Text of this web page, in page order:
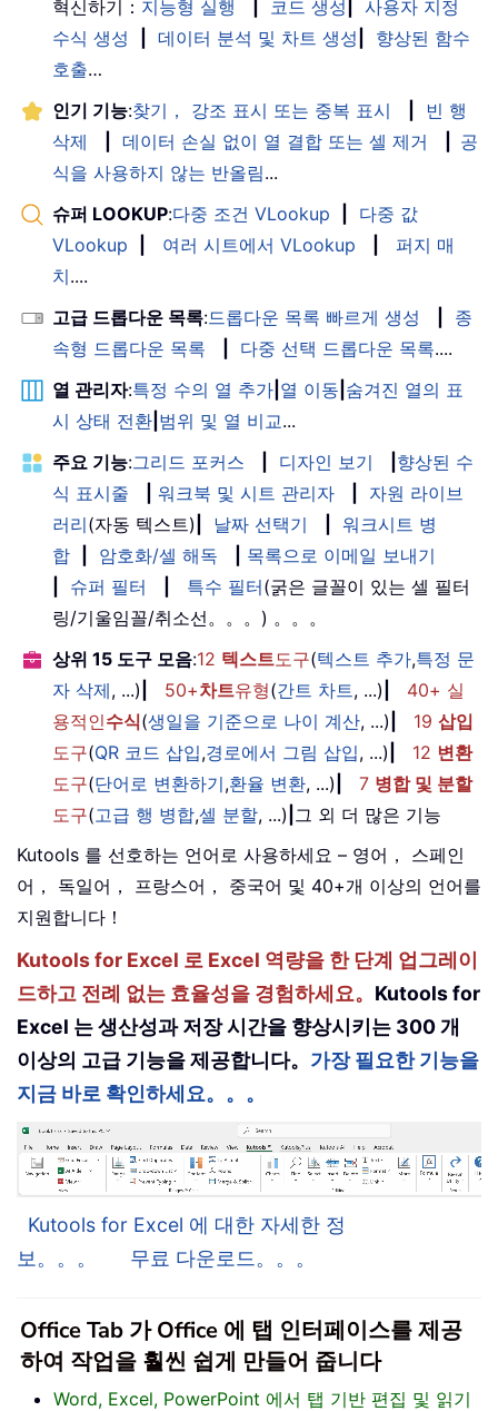
혁신하기： 지능형 실행 코드 생성
사용자 지정
수식 생성
데이터 분석 및 차트 생성
향상된 함수
호출…
인기 기능:찾기， 강조 표시 또는 중복 표시
빈 행
삭제
데이터 손실 없이 열 결합 또는 셀 제거
공
식을 사용하지 않는 반올림...
슈퍼 LOOKUP:다중 조건 VLookup
다중 값
VLookup
여러 시트에서 VLookup
퍼지 매
치....
고급 드롭다운 목록:드롭다운 목록 빠르게 생성
종
속형 드롭다운 목록
다중 선택 드롭다운 목록....
열 관리자:특정 수의 열 추가 열 이동 숨겨진 열의 표
시 상태 전환 범위 및 열 비교...
주요 기능:그리드 포커스 디자인 보기
향상된 수
식 표시줄
워크북 및 시트 관리자
자원 라이브
러리(자동 텍스트) 날짜 선택기
워크시트 병
합
암호화/셀 해독
목록으로 이메일 보내기
슈퍼 필터 특수 필터(굵은 글꼴이 있는 셀 필터
링/기울임꼴/취소선。。。) 。。。
상위 15 도구 모음:12 텍스트도구(텍스트 추가,특정 문
자 삭제, ...) 50+차트유형(간트 차트, ...)
40+ 실
용적인수식(생일을 기준으로 나이 계산, ...) 19 삽입
도구(QR 코드 삽입,경로에서 그림 삽입, ...) 12 변환
도구(단어로 변환하기,환율 변환, ...) 7 병합 및 분할
도구(고급 행 병합,셀 분할, ...) 그 외 더 많은 기능
Kutools 를 선호하는 언어로 사용하세요 – 영어， 스페인
어， 독일어， 프랑스어， 중국어 및 40+개 이상의 언어를
지원합니다！
Kutools for Excel 로 Excel 역량을 한 단계 업그레이
드하고 전례 없는 효율성을 경험하세요。 Kutools for
Excel 는 생산성과 저장 시간을 향상시키는 300 개
이상의 고급 기능을 제공합니다。 가장 필요한 기능을
지금 바로 확인하세요。。。
Kutools for Excel 에 대한 자세한 정
보。。。
무료 다운로드。。。
Office Tab 가 Office 에 탭 인터페이스를 제공
하여 작업을 훨씬 쉽게 만들어 줍니다
Word, Excel, PowerPoint 에서 탭 기반 편집 및 읽기